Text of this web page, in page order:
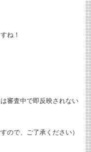
ね！
審査中で即反映されない
ので、ご了承ください）